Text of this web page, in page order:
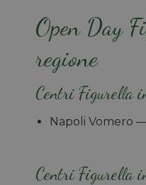
Open Day
regione
Centri Figurella in
Napoli Vomero
Centri Figurella